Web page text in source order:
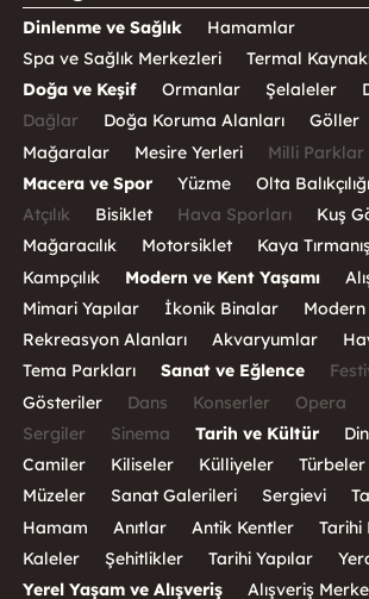
Dinlenme ve Sağlık
Hamamlar
Spa ve Sağlık Merkezleri
Termal
Doğa ve Keşif
Ormanlar Şelaleler
Dağlar
Doğa Koruma Alanları Göller
Mağaralar
Mesire Yerleri Milli Parklar
Macera ve Spor
Yüzme Olta Balıkçılığı
Atçılık
Bisiklet Hava Sporları
Kuş
Mağaracılık
Motorsiklet Kaya
Kampçılık
Modern ve Kent Yaşamı
Mimari Yapılar
İkonik Binalar
Rekreasyon Alanları
Akvaryumlar
Tema Parkları
Sanat ve Eğlence
Gösteriler
Dans Konserler Opera
Sergiler
Sinema Tarih ve Kültür
Camiler
Kiliseler Külliyeler Türbeler
Müzeler
Sanat Galerileri Sergievi
Hamam
Anıtlar Antik Kentler
Tarihi
Kaleler
Şehitlikler Tarihi Yapılar
Yerel Yaşam ve Alışveriş
Alışveriş